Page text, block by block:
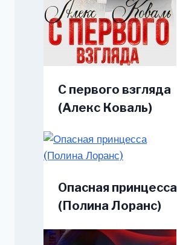
С первого взгляда
(Алекс Коваль)
Опасная принцесса
(Полина Лоранс)